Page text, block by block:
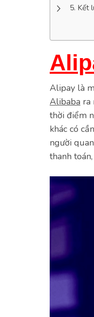
Kết
Alipay là
Alibaba ra
thời điểm
khác có
người
thanh